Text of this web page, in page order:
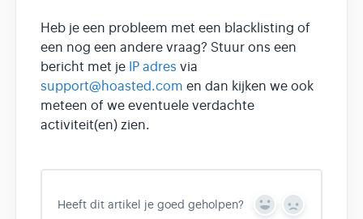
Heb je een probleem met een blacklisting of
een nog een andere vraag? Stuur ons een
bericht met je IP adres via
support@hoasted.com en dan kijken we ook
meteen of we eventuele verdachte
activiteit(en) zien.
Heeft dit artikel je goed geholpen?
Y
N